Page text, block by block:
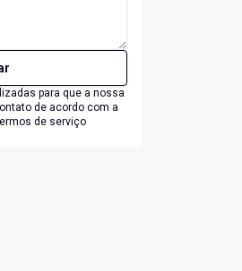
para que a nossa
de acordo com a
de serviço